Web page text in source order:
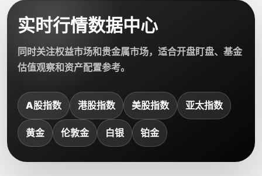
实时行情数据中心
同时关注权益市场和贵金属市场，适合开盘盯盘、基金
估值观察和资产配置参考。
A股指数 港股指数 美股指数 亚太指数
黄金 伦敦金 白银 铂金